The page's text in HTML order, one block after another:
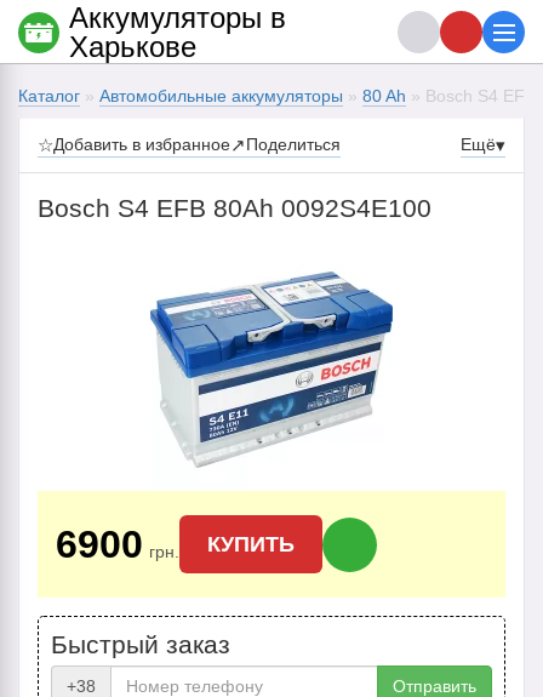
Каталог » Автомобильные аккумуляторы » 80 Ah » Bosch S4 EFB
☆Добавить в избранное↗Поделиться Ещё▾
Bosch S4 EFB 80Ah 0092S4E100
6900 грн. КУПИТЬ
Быстрый заказ
+38 Отправить
Аккумуляторы в
Харькове